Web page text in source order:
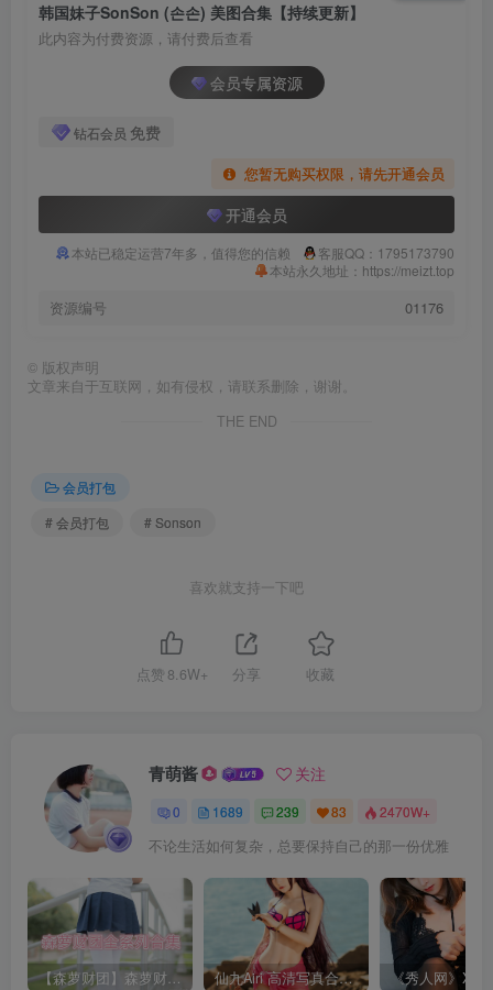
韩国妹子SonSon (손손) 美图合集【持续更新】
此内容为付费资源，请付费后查看
会员专属资源
钻石会员 免费
您暂无购买权限，请先开通会员
开通会员
本站已稳定运营7年多，值得您的信赖
客服QQ：1795173790
本站永久地址：https://meizt.top
资源编号 01176
© 版权声明
文章来自于互联网，如有侵权，请联系删除，谢谢。
THE END
会员打包
# 会员打包
# Sonson
喜欢就支持一下吧
点赞 8.6W+ 分享 收藏
青萌酱 关注
0 1689 239 83 2470W+
不论生活如何复杂，总要保持自己的那一份优雅
【森萝财团】森萝财团系列福利原版无水印合集下载[与本站内容同步更新] 仙九Airi 高清写真合集[持续更新]